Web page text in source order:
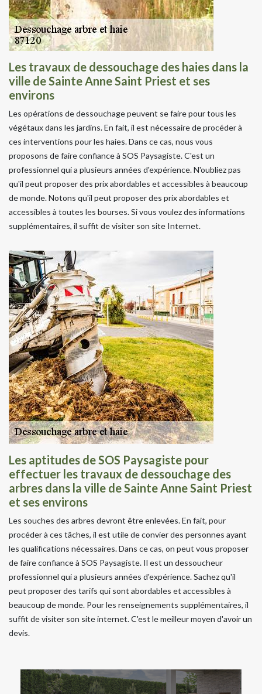
Les travaux de dessouchage des haies dans la
ville de Sainte Anne Saint Priest et ses
environs
Les opérations de dessouchage peuvent se faire pour tous les
végétaux dans les jardins. En fait, il est nécessaire de procéder à
ces interventions pour les haies. Dans ce cas, nous vous
proposons de faire confiance à SOS Paysagiste. C'est un
professionnel qui a plusieurs années d'expérience. N'oubliez pas
qu'il peut proposer des prix abordables et accessibles à beaucoup
de monde. Notons qu'il peut proposer des prix abordables et
accessibles à toutes les bourses. Si vous voulez des informations
supplémentaires, il suffit de visiter son site Internet.
Les aptitudes de SOS Paysagiste pour
effectuer les travaux de dessouchage des
arbres dans la ville de Sainte Anne Saint Priest
et ses environs
Les souches des arbres devront être enlevées. En fait, pour
procéder à ces tâches, il est utile de convier des personnes ayant
les qualifications nécessaires. Dans ce cas, on peut vous proposer
de faire confiance à SOS Paysagiste. Il est un dessoucheur
professionnel qui a plusieurs années d'expérience. Sachez qu'il
peut proposer des tarifs qui sont abordables et accessibles à
beaucoup de monde. Pour les renseignements supplémentaires, il
suffit de visiter son site internet. C'est le meilleur moyen d'avoir un
devis.